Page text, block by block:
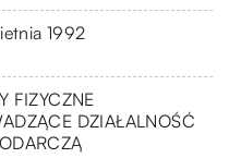
1992
FIZYCZNE
DZIAŁALNOŚĆ